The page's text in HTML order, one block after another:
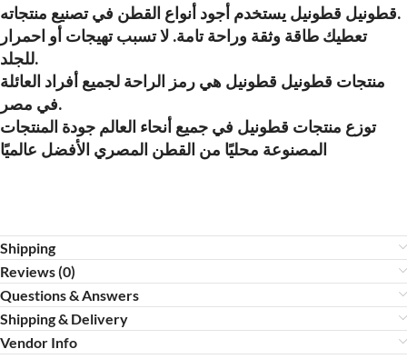
قطونيل قطونيل يستخدم أجود أنواع القطن في تصنيع منتجاته.
تعطيك طاقة وثقة وراحة تامة. لا تسبب تهيجات أو احمرار
للجلد.
منتجات قطونيل قطونيل هي رمز الراحة لجميع أفراد العائلة
في مصر.
توزع منتجات قطونيل في جميع أنحاء العالم جودة المنتجات
المصنوعة محليًا من القطن المصري الأفضل عالميًا
Shipping
Reviews (0)
Questions & Answers
Shipping & Delivery
Vendor Info